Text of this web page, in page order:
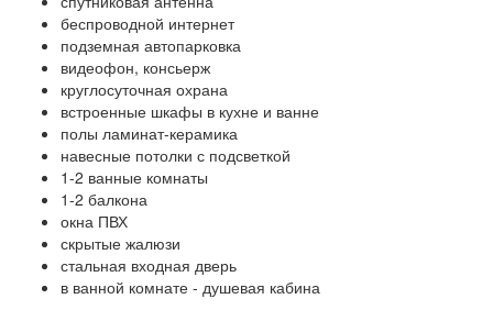
беспроводной интернет
подземная автопарковка
видеофон, консьерж
круглосуточная охрана
встроенные шкафы в кухне и ванне
полы ламинат-керамика
навесные потолки с подсветкой
1-2 ванные комнаты
1-2 балкона
окна ПВХ
скрытые жалюзи
стальная входная дверь
в ванной комнате - душевая кабина